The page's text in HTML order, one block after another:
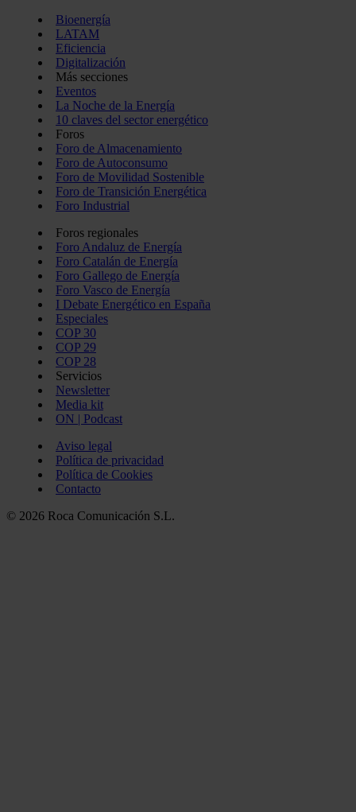
Bioenergía
LATAM
Eficiencia
Digitalización
Más secciones
Eventos
La Noche de la Energía
10 claves del sector energético
Foros
Foro de Almacenamiento
Foro de Autoconsumo
Foro de Movilidad Sostenible
Foro de Transición Energética
Foro Industrial
Foros regionales
Foro Andaluz de Energía
Foro Catalán de Energía
Foro Gallego de Energía
Foro Vasco de Energía
I Debate Energético en España
Especiales
COP 30
COP 29
COP 28
Servicios
Newsletter
Media kit
ON | Podcast
Aviso legal
Política de privacidad
Política de Cookies
Contacto
© 2026 Roca Comunicación S.L.